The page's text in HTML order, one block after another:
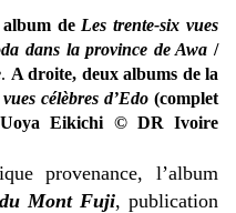
deLes trente-six vues
dans la province de Awa /
. A droite, deux albums de la
célèbres d’Edo (complet
Eikichi © DR Ivoire
provenance, l’album
Mont Fuji, publication